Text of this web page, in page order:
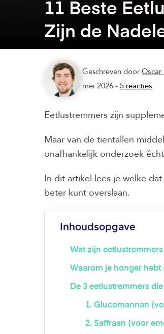
11 Beste
Zijn de
Geschreven door Oscar
mei 2026 - 5 reacties
Eetlustremmers zijn
Maar van de tientallen
onafhankelijk onderzoek
In dit artikel lees je welke
beter kunt overslaan.
Inhoudsopgave
Wat zijn
Waarom je honger
De 3 eetlustremmers
1. Glucomannan
2. Saffraan (voor